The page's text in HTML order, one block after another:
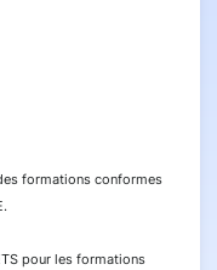
formations conformes
pour les formations